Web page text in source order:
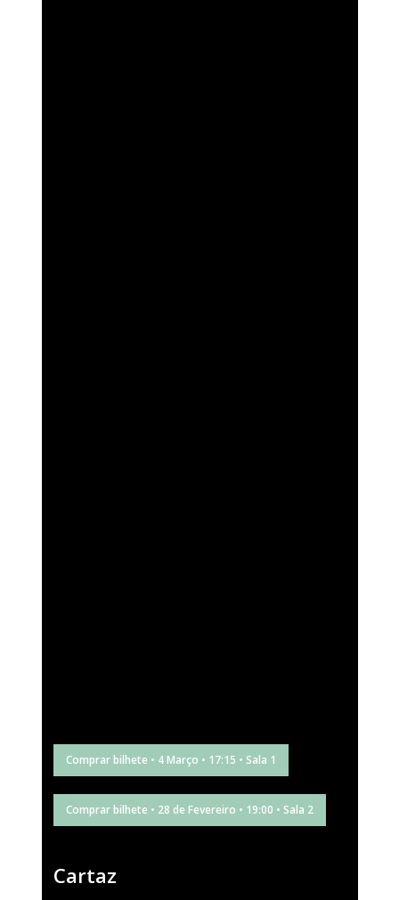
Comprar bilhete • 4 Março • 17:15 • Sala 1
Comprar bilhete • 28 de Fevereiro • 19:00 • Sala 2
Cartaz